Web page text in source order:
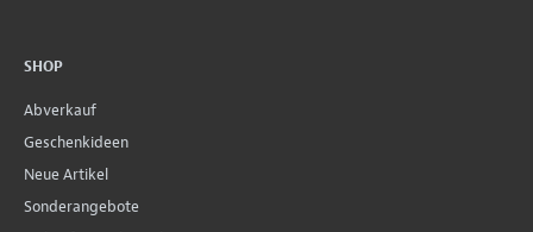
SHOP
Abverkauf
Geschenkideen
Neue Artikel
Sonderangebote